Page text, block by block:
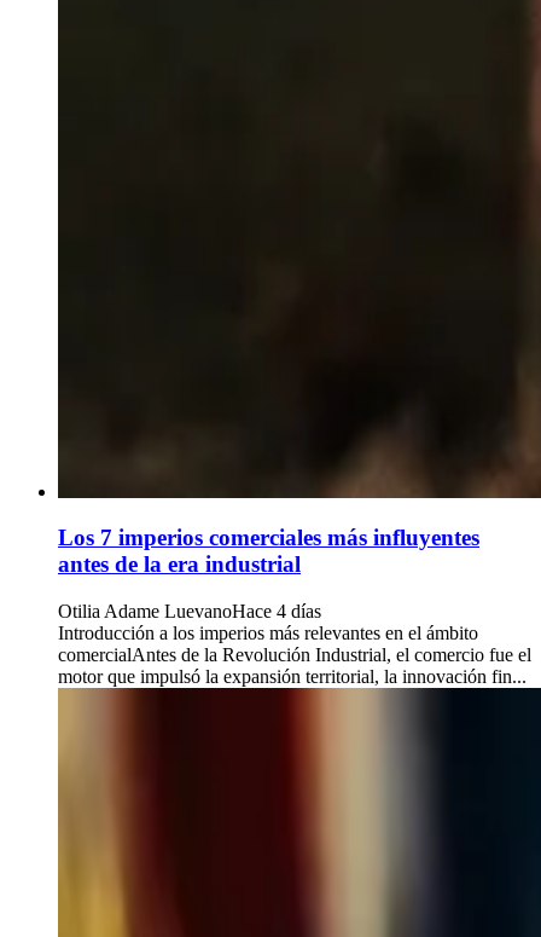
Los 7 imperios comerciales más influyentes
antes de la era industrial
Otilia Adame LuevanoHace 4 días
Introducción a los imperios más relevantes en el ámbito
comercialAntes de la Revolución Industrial, el comercio fue el
motor que impulsó la expansión territorial, la innovación fin...